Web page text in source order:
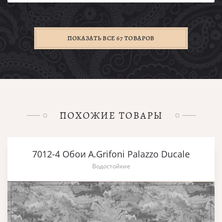
ПОКАЗАТЬ ВСЕ 67 ТОВАРОВ
ПОХОЖИЕ ТОВАРЫ
7012-4 Обои A.Grifoni Palazzo Ducale
Водостойкие